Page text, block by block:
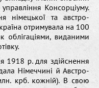
Консорціуму.
німецької та австро-
отримувала на 100
облігаціями, виданими
1918 р. для здійснення
Німеччині й Австро-
крб. кожній). В свою